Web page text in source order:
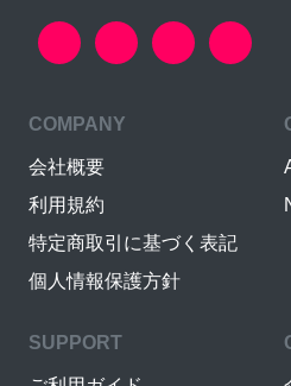
COMPANY
会社概要
利用規約
特定商取引に基づく表記
個人情報保護方針
SUPPORT